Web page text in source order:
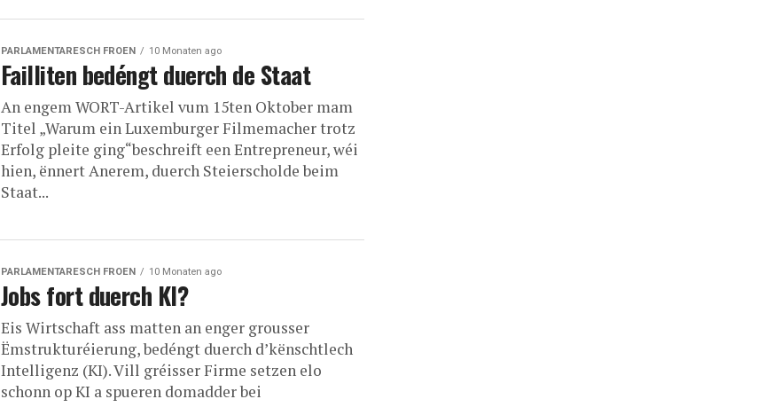
PARLAMENTARESCH FROEN 10 Monaten ago
Failliten bedéngt duerch de Staat
An engem WORT-Artikel vum 15ten Oktober mam
Titel „Warum ein Luxemburger Filmemacher trotz
Erfolg pleite ging“beschreift een Entrepreneur, wéi
hien, ënnert Anerem, duerch Steierscholde beim
Staat...
PARLAMENTARESCH FROEN 10 Monaten ago
Jobs fort duerch KI?
Eis Wirtschaft ass matten an enger grousser
Ëmstrukturéierung, bedéngt duerch d’kënschtlech
Intelligenz (KI). Vill gréisser Firme setzen elo
schonn op KI a spueren domadder bei